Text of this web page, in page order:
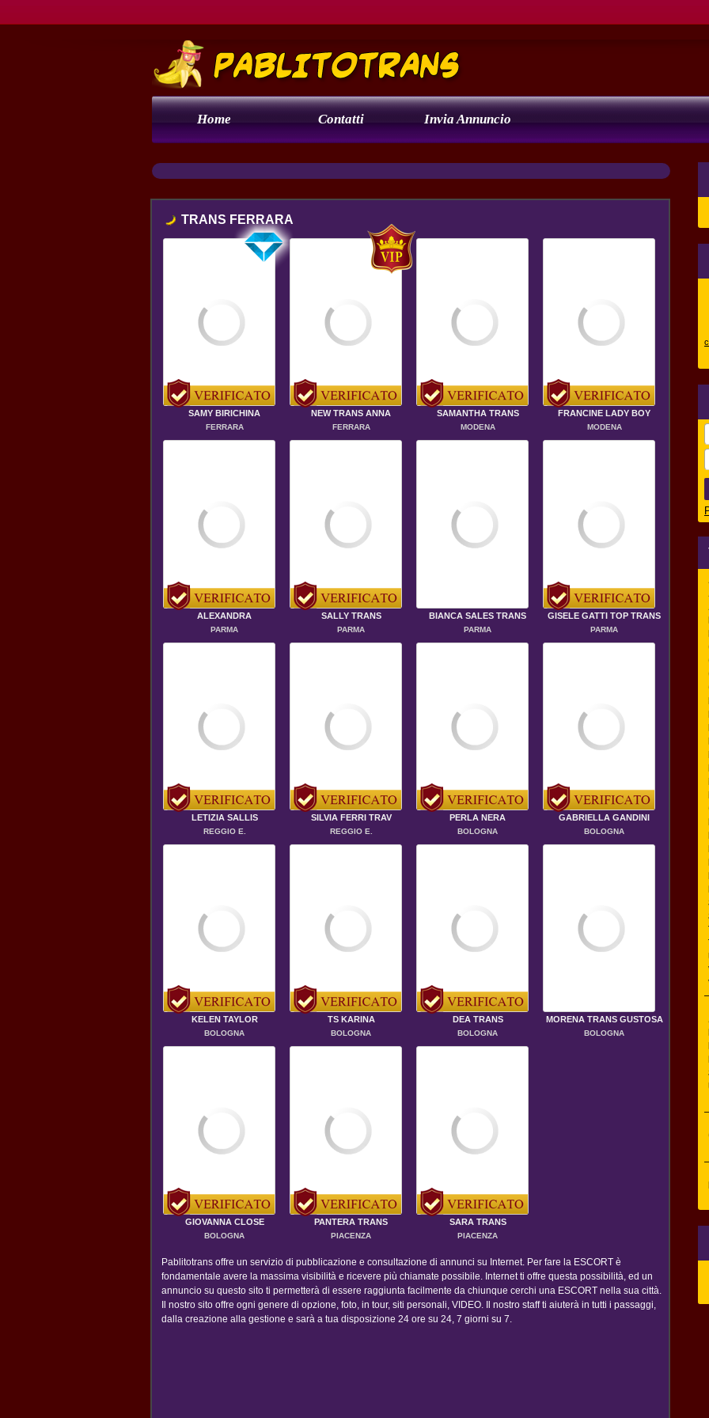
Home Contatti Invia Annuncio
TRANS FERRARA
SAMY BIRICHINA
FERRARA
NEW TRANS ANNA
FERRARA
SAMANTHA TRANS
MODENA
FRANCINE LADY BOY
MODENA
ALEXANDRA
PARMA
SALLY TRANS
PARMA
BIANCA SALES TRANS
PARMA
GISELE GATTI TOP TRANS
PARMA
LETIZIA SALLIS
REGGIO E.
SILVIA FERRI TRAV
REGGIO E.
PERLA NERA
BOLOGNA
GABRIELLA GANDINI
BOLOGNA
KELEN TAYLOR
BOLOGNA
TS KARINA
BOLOGNA
DEA TRANS
BOLOGNA
MORENA TRANS GUSTOSA
BOLOGNA
GIOVANNA CLOSE
BOLOGNA
PANTERA TRANS
PIACENZA
SARA TRANS
PIACENZA
Pablitotrans offre un servizio di pubblicazione e consultazione di annunci su Internet. Per fare la ESCORT è
fondamentale avere la massima visibilità e ricevere più chiamate possibile. Internet ti offre questa possibilità, ed un
annuncio su questo sito ti permetterà di essere raggiunta facilmente da chiunque cerchi una ESCORT nella sua città.
Il nostro sito offre ogni genere di opzione, foto, in tour, siti personali, VIDEO. Il nostro staff ti aiuterà in tutti i passaggi,
dalla creazione alla gestione e sarà a tua disposizione 24 ore su 24, 7 giorni su 7.